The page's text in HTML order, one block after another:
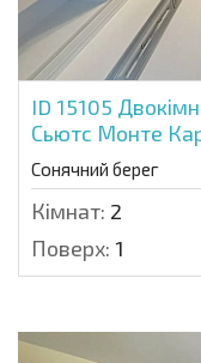
ID 15105
Сьютс Монте
Сонячний берег
Кімнат: 2
Поверх: 1